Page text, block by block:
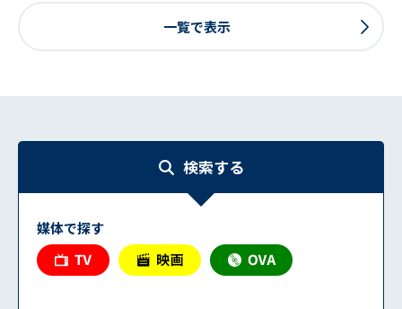
一覧で表示
検索する
媒体で探す